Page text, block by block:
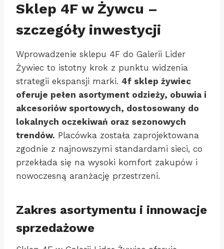
Sklep 4F w Żywcu –
szczegóły inwestycji
Wprowadzenie sklepu 4F do Galerii Lider
Żywiec to istotny krok z punktu widzenia
strategii ekspansji marki. 4f sklep żywiec
oferuje pełen asortyment odzieży, obuwia i
akcesoriów sportowych, dostosowany do
lokalnych oczekiwań oraz sezonowych
trendów. Placówka została zaprojektowana
zgodnie z najnowszymi standardami sieci, co
przekłada się na wysoki komfort zakupów i
nowoczesną aranżację przestrzeni.
Zakres asortymentu i innowacje
sprzedażowe